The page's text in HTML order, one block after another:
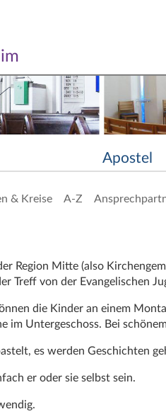
Apostel
& Kreise A-Z
Region Mitte (also
Treff von der Evangelischen
die Kinder an einem
im Untergeschoss. Bei
es werden Geschichten
er oder sie selbst sein.